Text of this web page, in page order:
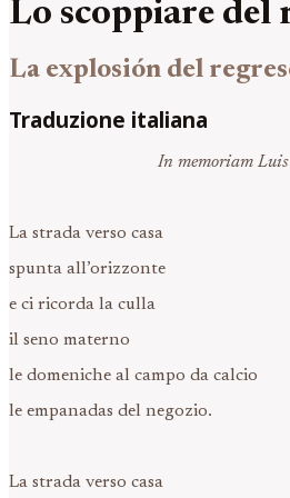
Lo scoppiare
La explosión del
Traduzione italiana
In memoriam
La strada verso casa
spunta all’orizzonte
e ci ricorda la culla
il seno materno
le domeniche al campo da calcio
le empanadas del negozio.
La strada verso casa